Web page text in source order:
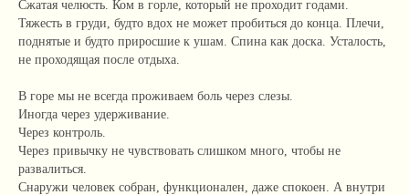
Сжатая челюсть. Ком в горле, который не проходит годами.
Тяжесть в груди, будто вдох не может пробиться до конца. Плечи,
поднятые и будто приросшие к ушам. Спина как доска. Усталость,
не проходящая после отдыха.
В горе мы не всегда проживаем боль через слезы.
Иногда через удерживание.
Через контроль.
Через привычку не чувствовать слишком много, чтобы не
развалиться.
Снаружи человек собран, функционален, даже спокоен. А внутри